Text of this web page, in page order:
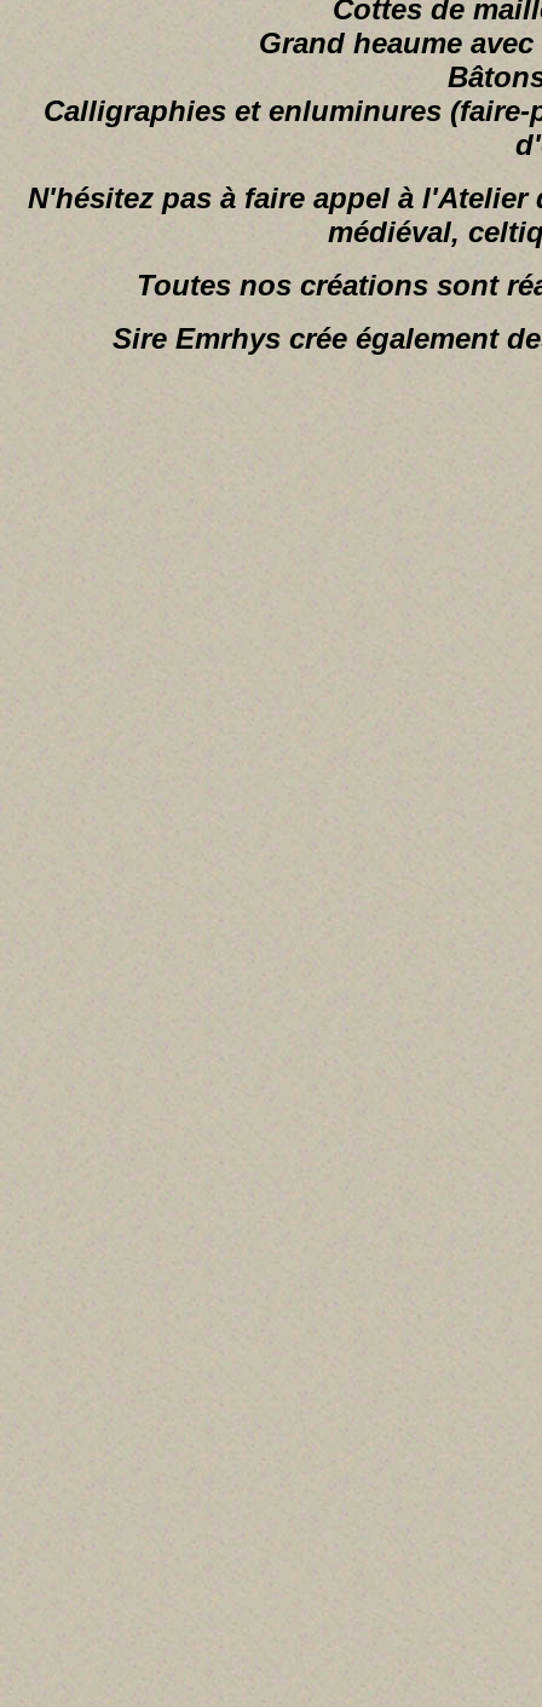
Cottes de
Grand heaume
Calligraphies et enluminures
N'hésitez pas à faire appel à
médiéval,
Toutes nos créations sont
Sire Emrhys crée également